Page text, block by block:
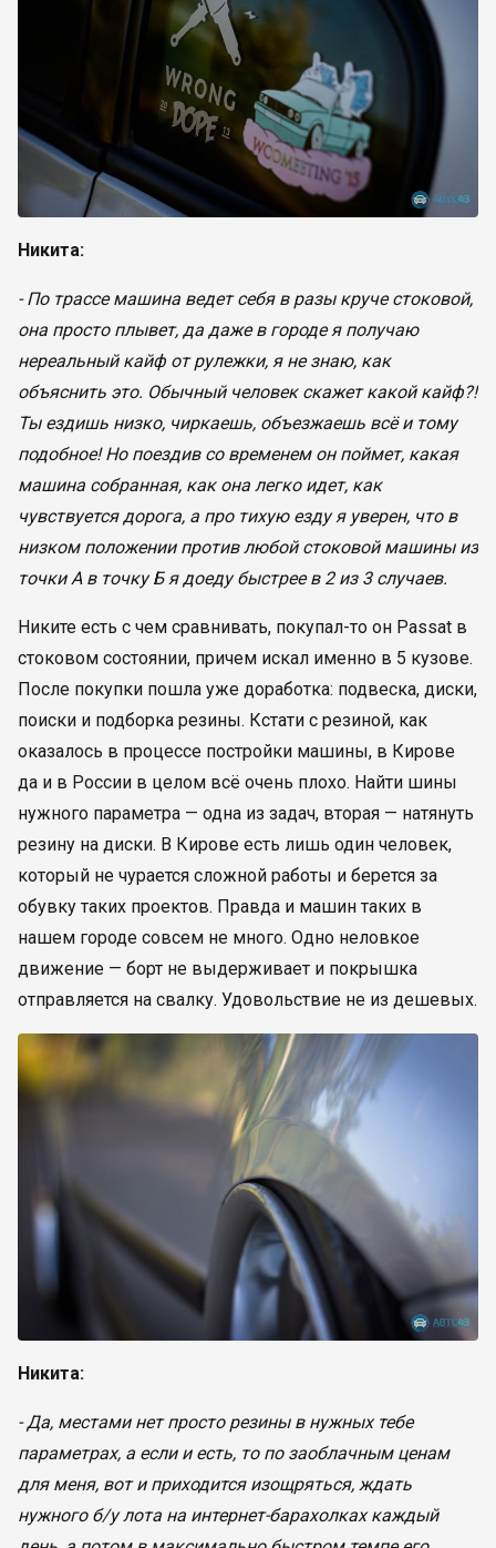
Никита:
-По трассе машина ведет себя в разы круче стоковой,
она просто плывет, да даже в городе я получаю
нереальный кайф от рулежки, я не знаю, как
объяснить это. Обычный человек скажет какой кайф?!
Ты ездишь низко, чиркаешь, объезжаешь всё и тому
подобное! Но поездив со временем он поймет, какая
машина собранная, как она легко идет, как
чувствуется дорога, а про тихую езду я уверен, что в
низком положении против любой стоковой машины из
точки А в точку Б я доеду быстрее в 2 из 3 случаев.
Никите есть с чем сравнивать, покупал-то он Passat в
стоковом состоянии, причем искал именно в 5 кузове.
После покупки пошла уже доработка: подвеска, диски,
поиски и подборка резины. Кстати с резиной, как
оказалось в процессе постройки машины, в Кирове
да и в России в целом всё очень плохо. Найти шины
нужного параметра — одна из задач, вторая — натянуть
резину на диски. В Кирове есть лишь один человек,
который не чурается сложной работы и берется за
обувку таких проектов. Правда и машин таких в
нашем городе совсем не много. Одно неловкое
движение — борт не выдерживает и покрышка
отправляется на свалку. Удовольствие не из дешевых.
Никита:
- Да, местами нет просто резины в нужных тебе
параметрах, а если и есть, то по заоблачным ценам
для меня, вот и приходится изощряться, ждать
нужного б/у лота на интернет-барахолках каждый